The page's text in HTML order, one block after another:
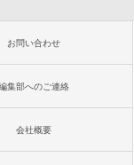
お問い合わせ
集部へのご連絡
会社概要